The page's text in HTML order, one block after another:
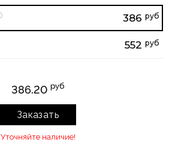
386 руб
552 руб
386.20 руб
Заказать
Уточняйте наличие!